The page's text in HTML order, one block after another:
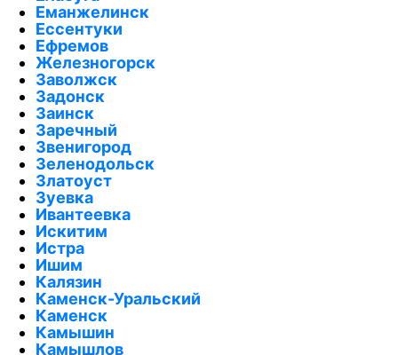
Еманжелинск
Ессентуки
Ефремов
Железногорск
Заволжск
Задонск
Заинск
Заречный
Звенигород
Зеленодольск
Златоуст
Зуевка
Ивантеевка
Искитим
Истра
Ишим
Калязин
Каменск-Уральский
Каменск
Камышин
Камышлов